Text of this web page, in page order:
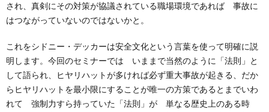
され、真剣にその対策が協議されている職場環境であれば 事故に
はつながっていないのではないかと。
これをシドニー・デッカーは安全文化という言葉を使って明確に説
明します。今回のセミナーでは いままで当然のように「法則」と
して語られ、ヒヤリハットが多ければ必ず重大事故が起きる、だか
らヒヤリハットを最小限にすることが唯一の方策であるとまでいわ
れて 強制力すら持っていた「法則」が 単なる歴史上のある時